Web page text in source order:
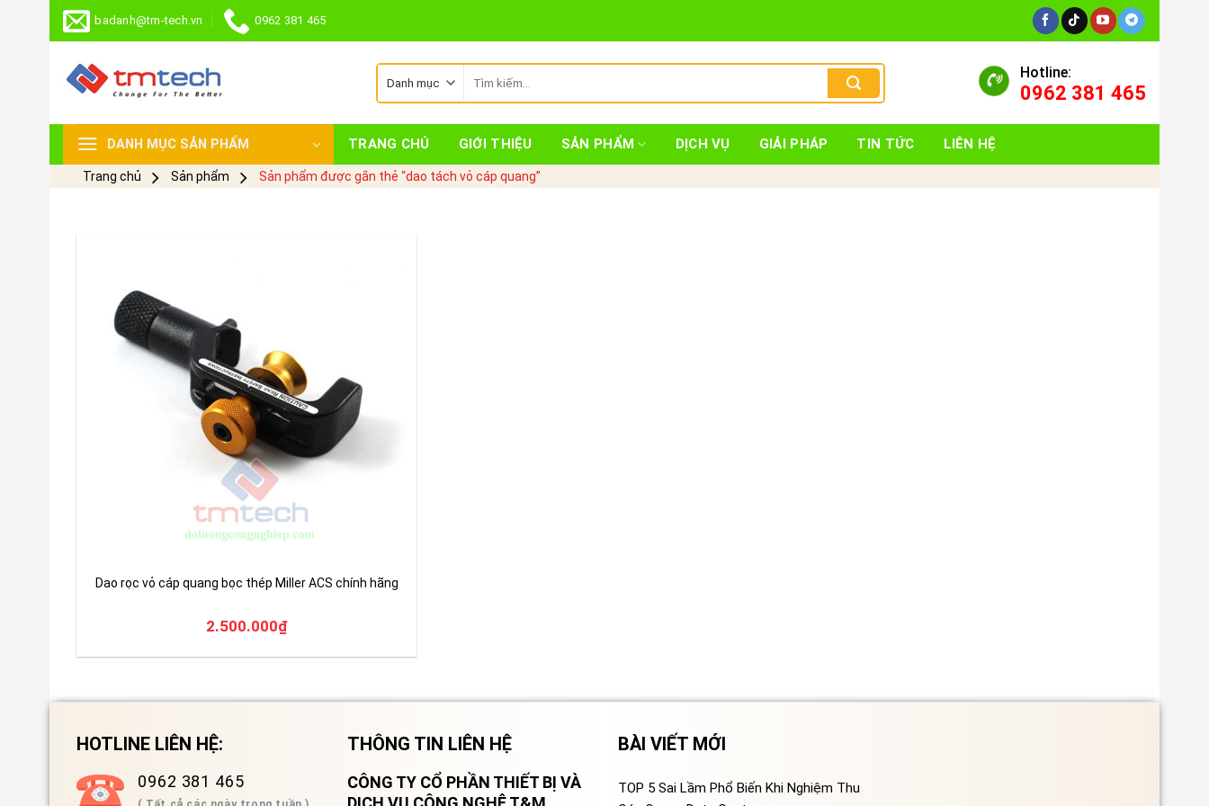
Skip
badanh@tm-tech.vn 0962 381 465
kiếm:
Hotline:
0962 381 465
DANH MỤC SẢN PHẨM TRANG CHỦ GIỚI THIỆU SẢN PHẨM DỊCH VỤ GIẢI PHÁP TIN TỨC LIÊN HỆ
Trang chủ Sản phẩm Sản phẩm được gắn thẻ “dao tách vỏ cáp quang”
Dao rọc vỏ cáp quang bọc thép Miller ACS chính hãng
2.500.000₫
HOTLINE LIÊN HỆ:
0962 381 465
THÔNG TIN LIÊN HỆ
CÔNG TY CỔ PHẦN THIẾT BỊ VÀ
BÀI VIẾT MỚI
TOP 5 Sai Lầm Phổ Biến Khi Nghiệm Thu